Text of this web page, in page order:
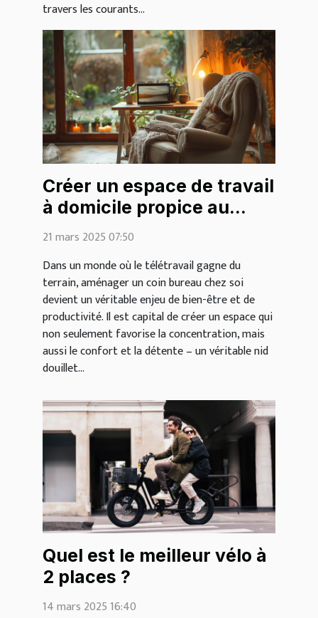
travers les courants...
Créer un espace de travail
à domicile propice au
cocooning
21 mars 2025 07:50
Dans un monde où le télétravail gagne du
terrain, aménager un coin bureau chez soi
devient un véritable enjeu de bien-être et de
productivité. Il est capital de créer un espace qui
non seulement favorise la concentration, mais
aussi le confort et la détente – un véritable nid
douillet...
Quel est le meilleur vélo à
2 places ?
14 mars 2025 16:40